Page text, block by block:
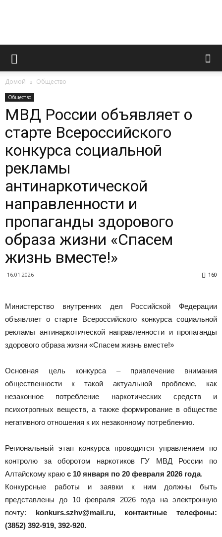
Novoaltaysk.online
Городской
Новоалтайска
Домой Общество
Общество
МВД России объявляет о
старте Всероссийского
конкурса социальной
рекламы
антинаркотической
направленности и
пропаганды здорового
образа жизни «Спасем
жизнь вместе!»
16.01.2026 160
Министерство внутренних дел Российской Федерации
объявляет о старте Всероссийского конкурса социальной
рекламы антинаркотической направленности и пропаганды
здорового образа жизни «Спасем жизнь вместе!»
Основная цель конкурса – привлечение внимания
общественности к такой актуальной проблеме, как
незаконное потребление наркотических средств и
психотропных веществ, а также формирование в обществе
негативного отношения к их незаконному потреблению.
Региональный этап конкурса проводится управлением по
контролю за оборотом наркотиков ГУ МВД России по
Алтайскому краю с 10 января по 20 февраля 2026 года.
Конкурсные работы и заявки к ним должны быть
представлены до 10 февраля 2026 года на электронную
почту: konkurs.szhv@mail.ru, контактные телефоны:
(3852) 392-919, 392-920.